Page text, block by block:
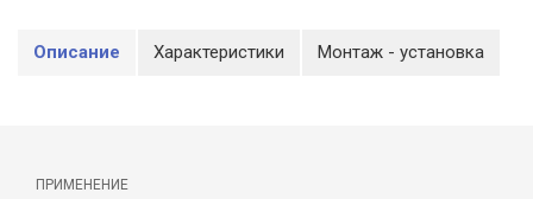
Описание Характеристики Монтаж - установка
ПРИМЕНЕНИЕ